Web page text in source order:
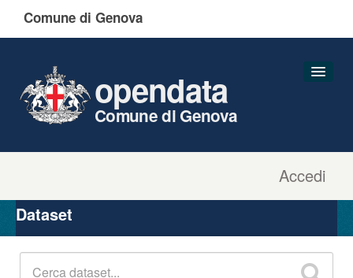
Comune di Genova
Accedi
opendata
Comune di Genova
Organizzazioni
Gruppi
Dataset